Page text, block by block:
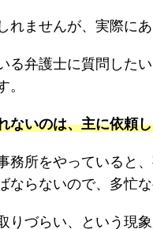
れませんが、実際にあ
る弁護士に質問した
。
ないのは、主に依頼
務所をやっていると
ならないので、多忙
りづらい、という現